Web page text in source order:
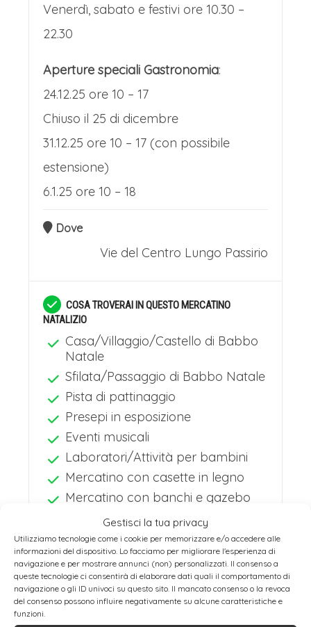
Gestisci la tua privacy
Utilizziamo tecnologie come i cookie per memorizzare e/o accedere alle
informazioni del dispositivo. Lo facciamo per migliorare l'esperienza di
navigazione e per mostrare annunci (non) personalizzati. Il consenso a
queste tecnologie ci consentirà di elaborare dati quali il comportamento di
navigazione o gli ID univoci su questo sito. Il mancato consenso o la revoca
del consenso possono influire negativamente su alcune caratteristiche e
funzioni.
oggetti in vetro soffiato.
L'aria è satura degli aromi irresistibili
della tradizione: vin brûle speziato,
brusio festoso dei visitatori. È un evento
che incarna perfettamente lo spirito
quella italiana in un'esperienza
indimenticabile di calore e comunità,
circondati dalla maestosa cornice
delle montagne.
VISITA FABBRICA DELLA THUN
Nel primo pomeriggio trasferimento
alla fabbrica della Thun, visita del
Thuniversum e tempo a disposizione
per gli acquisti.
Il Thuniversum di Bolzano non è una
semplice fabbrica, ma un vero e
proprio tempio dedicato alla
porcellana artistica, dove la magia
Venerdì, sabato e festivi ore 10.30 –
22.30
Aperture speciali Gastronomia:
24.12.25 ore 10 – 17
Chiuso il 25 di dicembre
31.12.25 ore 10 – 17 (con possibile
estensione)
6.1.25 ore 10 – 18
Dove
Vie del Centro Lungo Passirio
COSA TROVERAI IN QUESTO MERCATINO
NATALIZIO
Casa/Villaggio/Castello di Babbo
Natale
Sfilata/Passaggio di Babbo Natale
Pista di pattinaggio
Presepi in esposizione
Eventi musicali
Laboratori/Attività per bambini
Mercatino con casette in legno
Mercatino con banchi e gazebo
Artigianato tradizionale
selezionato
Enogastronomia tradizionale
selezionata